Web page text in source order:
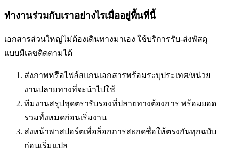
ทำงานร่วมกับเราอย่างไรเมื่ออยู่พื้นที่นี้
เอกสารส่วนใหญ่ไม่ต้องเดินทางมาเอง ใช้บริการรับ-ส่งพัสดุ
แบบมีเลขติดตามได้
ส่งภาพหรือไฟล์สแกนเอกสารพร้อมระบุประเทศ/หน่วย
งานปลายทางที่จะนำไปใช้
ทีมงานสรุปชุดตรารับรองที่ปลายทางต้องการ พร้อมยอด
รวมทั้งหมดก่อนเริ่มงาน
ส่งหน้าพาสปอร์ตเพื่อล็อกการสะกดชื่อให้ตรงกันทุกฉบับ
ก่อนเริ่มแปล